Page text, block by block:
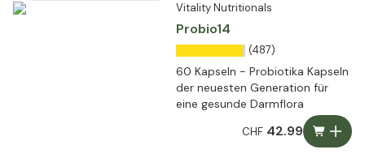
Vitality Nutritionals
Probio14
(487)
60 Kapseln - Probiotika Kapseln
der neuesten Generation für
eine gesunde Darmflora
CHF42.99